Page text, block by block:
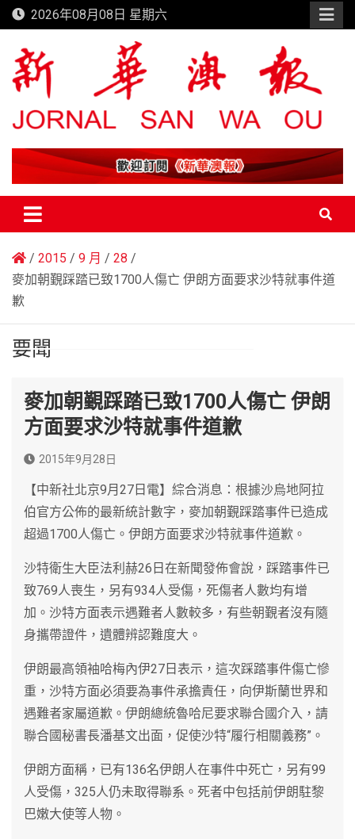
Skip
to
content
2026年08月08日 星期六
新華澳報
2015 9 月
28
麥加朝覲踩踏已致1700人傷亡 伊朗方面要求沙特就事件道
歉
要聞
麥加朝覲踩踏已致1700人傷亡 伊朗
方面要求沙特就事件道歉
2015年9月28日
【中新社北京9月27日電】綜合消息：根據沙烏地阿拉
伯官方公佈的最新統計數字，麥加朝覲踩踏事件已造成
超過1700人傷亡。伊朗方面要求沙特就事件道歉。
沙特衛生大臣法利赫26日在新聞發佈會說，踩踏事件已
致769人喪生，另有934人受傷，死傷者人數均有增
加。沙特方面表示遇難者人數較多，有些朝覲者沒有隨
身攜帶證件，遺體辨認難度大。
伊朗最高領袖哈梅內伊27日表示，這次踩踏事件傷亡慘
重，沙特方面必須要為事件承擔責任，向伊斯蘭世界和
遇難者家屬道歉。伊朗總統魯哈尼要求聯合國介入，請
聯合國秘書長潘基文出面，促使沙特“履行相關義務”。
伊朗方面稱，已有136名伊朗人在事件中死亡，另有99
人受傷，325人仍未取得聯系。死者中包括前伊朗駐黎
巴嫩大使等人物。